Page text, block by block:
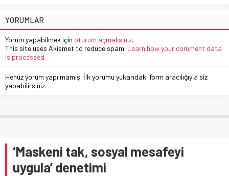
YORUMLAR
Yorum yapabilmek için oturum açmalısınız.
This site uses Akismet to reduce spam. Learn how your comment data
is processed.
Henüz yorum yapılmamış. İlk yorumu yukarıdaki form aracılığıyla siz
yapabilirsiniz.
‘Maskeni tak, sosyal mesafeyi
uygula’ denetimi